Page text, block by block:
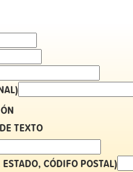
TEXTO
CÓDIFO POSTAL)